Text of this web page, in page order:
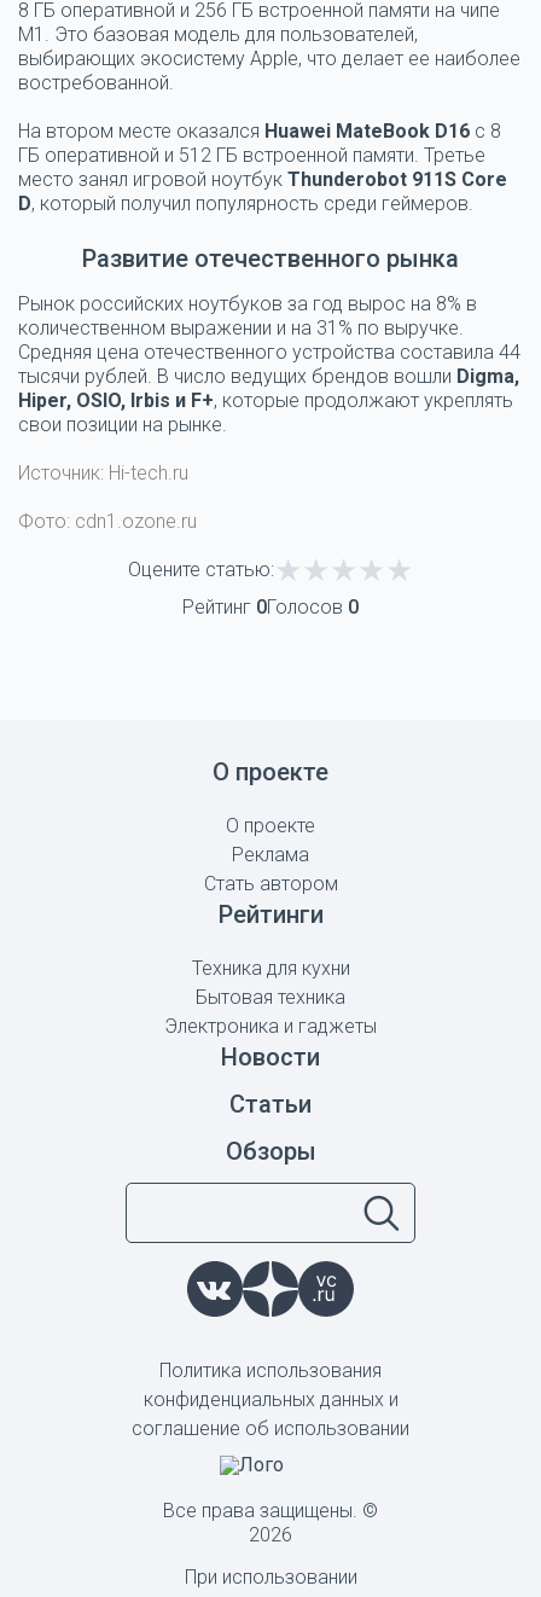
8 ГБ оперативной и 256 ГБ встроенной памяти на чипе
M1. Это базовая модель для пользователей,
выбирающих экосистему Apple, что делает ее наиболее
востребованной.
На втором месте оказался Huawei MateBook D16 с 8
ГБ оперативной и 512 ГБ встроенной памяти. Третье
место занял игровой ноутбук Thunderobot 911S Core
D, который получил популярность среди геймеров.
Развитие отечественного рынка
Рынок российских ноутбуков за год вырос на 8% в
количественном выражении и на 31% по выручке.
Средняя цена отечественного устройства составила 44
тысячи рублей. В число ведущих брендов вошли Digma,
Hiper, OSIO, Irbis и F+, которые продолжают укреплять
свои позиции на рынке.
Источник: Hi-tech.ru
Фото: cdn1.ozone.ru
Оцените статью:
Рейтинг 0Голосов 0
Все права защищены. ©
2026
При использовании
О проекте
О проекте
Реклама
Стать автором
Рейтинги
Техника для кухни
Бытовая техника
Электроника и гаджеты
Новости
Статьи
Обзоры
Политика использования
конфиденциальных данных и
соглашение об использовании